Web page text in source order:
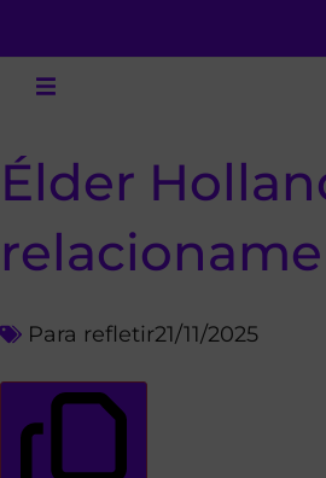
Élder
Para refletir21/11/2025